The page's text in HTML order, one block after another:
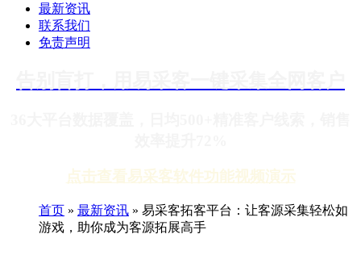
最新资讯
联系我们
免责声明
点击查看易采客软件功能视频演示
首页 » 最新资讯 » 易采客拓客平台：让客源采集轻松如
游戏，助你成为客源拓展高手